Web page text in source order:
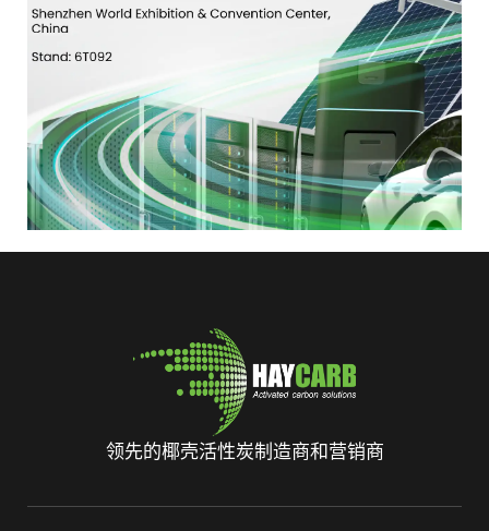
领先的椰壳活性炭制造商和营销商